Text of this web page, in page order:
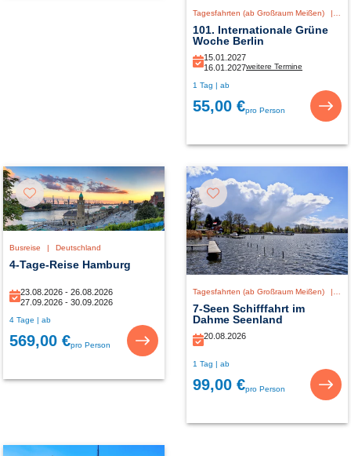
Tagesfahrten (ab Großraum Meißen) |
101. Internationale Grüne
Woche Berlin
15.01.2027
16.01.2027weitere Termine
1 Tag | ab
55,00 €pro Person
Busreise | Deutschland
4-Tage-Reise Hamburg
23.08.2026 - 26.08.2026
27.09.2026 - 30.09.2026
4 Tage | ab
569,00 €pro Person
Tagesfahrten (ab Großraum Meißen) |
7-Seen Schifffahrt im
Dahme Seenland
20.08.2026
1 Tag | ab
99,00 €pro Person